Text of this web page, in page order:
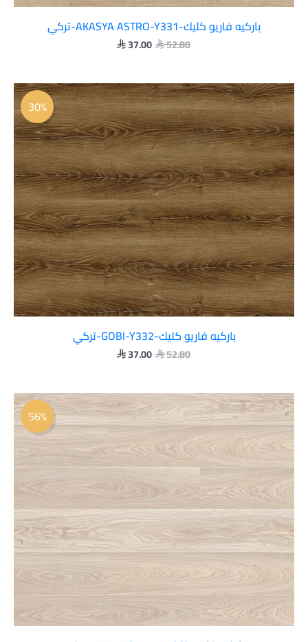
باركيه فاريو كليك-AKASYA ASTRO-Y331-تركي
52.80
37.00
30%
باركيه فاريو كليك-GOBI-Y332-تركي
52.80
السعر
الأصلي
هو:
 52.80.
37.00
السعر
الحالي
هو:
 37.00.
56%
السعر
الأصلي
هو:
 52.80.
السعر
الحالي
هو:
 23.00.